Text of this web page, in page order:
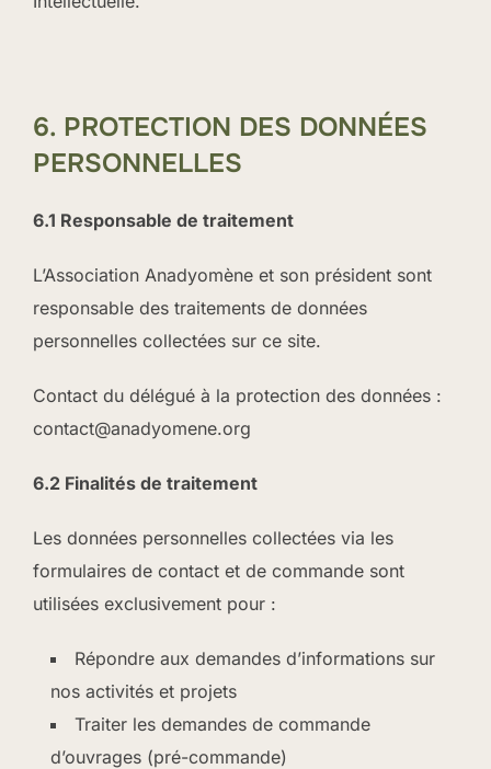
6. PROTECTION DES DONNÉES
PERSONNELLES
6.1 Responsable de traitement
L’Association Anadyomène et son président sont
responsable des traitements de données
personnelles collectées sur ce site.
Contact du délégué à la protection des données :
contact@anadyomene.org
6.2 Finalités de traitement
Les données personnelles collectées via les
formulaires de contact et de commande sont
utilisées exclusivement pour :
Répondre aux demandes d’informations sur
nos activités et projets
Traiter les demandes de commande
d’ouvrages (pré-commande)